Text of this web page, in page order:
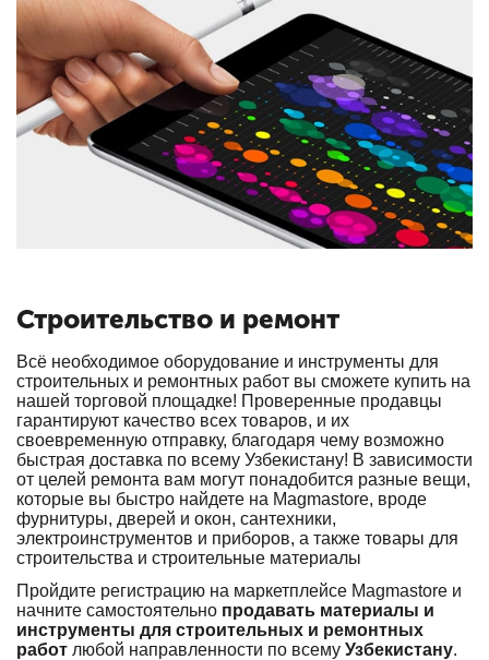
Строительство и ремонт
Всё необходимое оборудование и инструменты для
строительных и ремонтных работ вы сможете купить на
нашей торговой площадке! Проверенные продавцы
гарантируют качество всех товаров, и их
своевременную отправку, благодаря чему возможно
быстрая доставка по всему Узбекистану! В зависимости
от целей ремонта вам могут понадобится разные вещи,
которые вы быстро найдете на Magmastore, вроде
фурнитуры, дверей и окон, сантехники,
электроинструментов и приборов, а также товары для
строительства и строительные материалы
Пройдите регистрацию на маркетплейсе Magmastore и
начните самостоятельно продавать материалы и
инструменты для строительных и ремонтных
работ любой направленности по всему Узбекистану.